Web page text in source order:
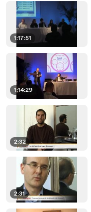
1:17:51
1:14:29
2:32
2:31